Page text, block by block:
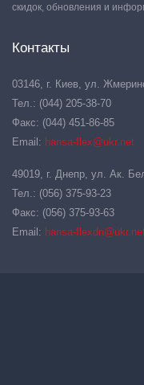
скидок, обновления и
Контакты
03146, г. Киев, ул.
Тел.: (044) 205-38-70
Факс: (044) 451-86-85
Email: hansa-flex@ukr.net
49019, г. Днепр, ул. Ак.
Тел.: (056) 375-93-23
Факс: (056) 375-93-63
Email: hansa-